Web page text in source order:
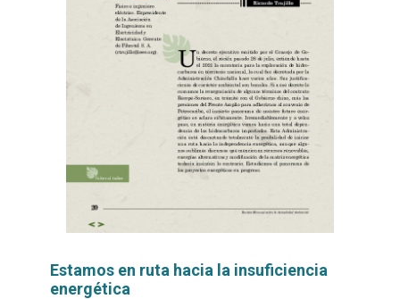
Estamos en ruta hacia la insuficiencia
energética